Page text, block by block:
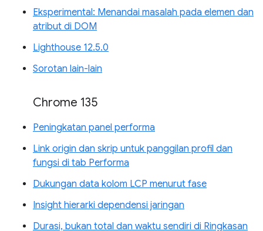
Eksperimental: Menandai masalah pada elemen dan
atribut di DOM
Lighthouse 12.5.0
Sorotan lain-lain
Chrome 135
Peningkatan panel performa
Link origin dan skrip untuk panggilan profil dan
fungsi di tab Performa
Dukungan data kolom LCP menurut fase
Insight hierarki dependensi jaringan
Durasi, bukan total dan waktu sendiri di Ringkasan